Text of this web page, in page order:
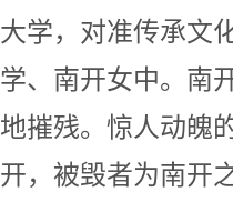
大学，对准传承文
学、南开女中。南
地摧残。惊人动魄
开，被毁者为南开